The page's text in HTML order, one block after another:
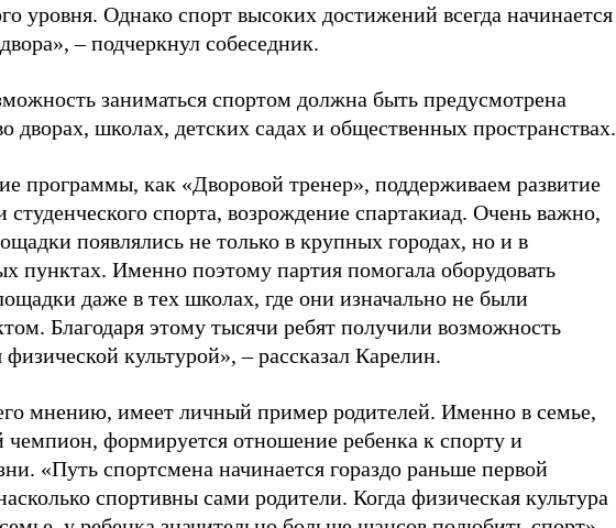
уровня. Однако спорт высоких достижений всегда начинается
– подчеркнул собеседник.
заниматься спортом должна быть предусмотрена
дворах, школах, детских садах и общественных пространствах.
программы, как «Дворовой тренер», поддерживаем развитие
студенческого спорта, возрождение спартакиад. Очень важно,
появлялись не только в крупных городах, но и в
пунктах. Именно поэтому партия помогала оборудовать
даже в тех школах, где они изначально не были
Благодаря этому тысячи ребят получили возможность
физической культурой», – рассказал Карелин.
мнению, имеет личный пример родителей. Именно в семье,
чемпион, формируется отношение ребенка к спорту и
«Путь спортсмена начинается гораздо раньше первой
спортивны сами родители. Когда физическая культура